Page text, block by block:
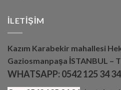
İLETIŞIM
Kazım Karabekir mahallesi
Gaziosmanpaşa İSTANBUL –
WHATSAPP: 0542 125 34 34